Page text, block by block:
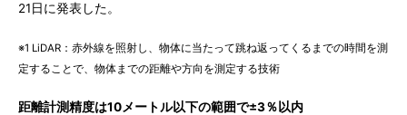
21日に発表した。
※1 LiDAR：赤外線を照射し、物体に当たって跳ね返ってくるまでの時間を測
定することで、物体までの距離や方向を測定する技術
距離計測精度は10メートル以下の範囲で±3％以内